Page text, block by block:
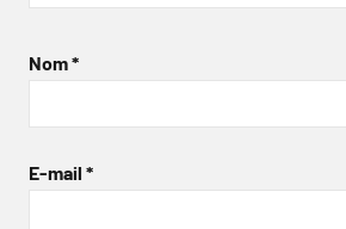
Nom*
E-mail *